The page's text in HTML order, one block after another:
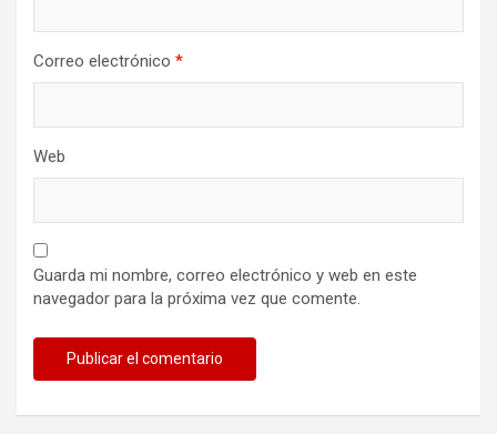
Correo electrónico *
Web
Guarda mi nombre, correo electrónico y web en este
navegador para la próxima vez que comente.